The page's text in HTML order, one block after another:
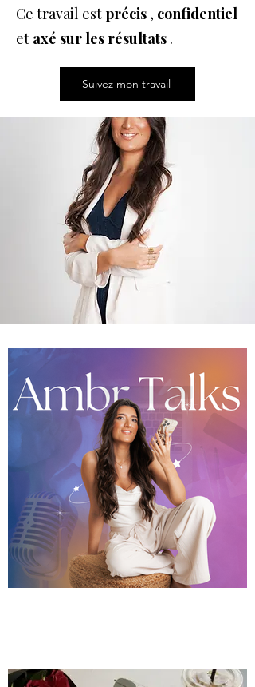
Ce travail est précis , confidentiel
et axé sur les résultats .
Suivez mon travail